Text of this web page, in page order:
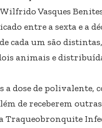
Vasques
entre a sexta e a
cada um são
animais e
a dose de polivalente,
de receberem
Traqueobronquite